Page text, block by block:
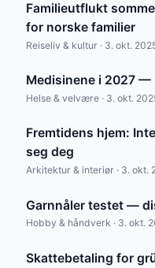
Familieutflukt
for norske familier
Reiseliv & kultur · 3. okt.
Medisinene i 2027 —
Helse & velvære · 3. okt.
Fremtidens hjem:
seg deg
Arkitektur & interiør · 3. okt.
Garnnåler testet —
Hobby & håndverk · 3. okt.
Skattebetaling for